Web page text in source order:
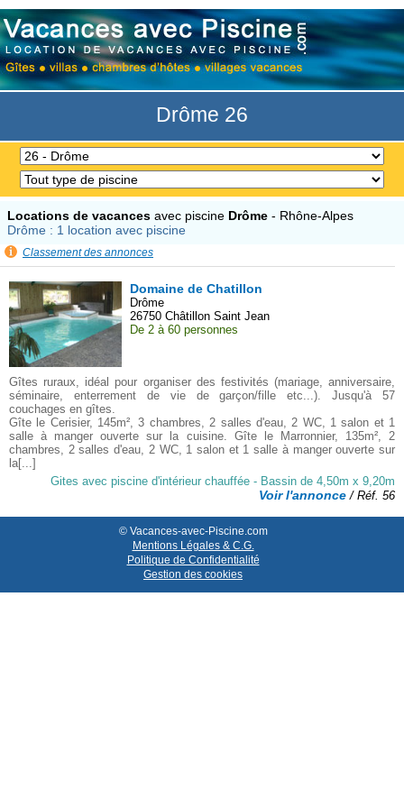
Drôme 26
Locations de vacances avec piscine Drôme - Rhône-Alpes
Drôme : 1 location avec piscine
Classement des annonces
Domaine de Chatillon
Drôme
26750 Châtillon Saint Jean
De 2 à 60 personnes
Gîtes ruraux, idéal pour organiser des festivités (mariage, anniversaire,
séminaire, enterrement de vie de garçon/fille etc...). Jusqu'à 57
couchages en gîtes.
Gîte le Cerisier, 145m², 3 chambres, 2 salles d'eau, 2 WC, 1 salon et 1
salle à manger ouverte sur la cuisine. Gîte le Marronnier, 135m², 2
chambres, 2 salles d'eau, 2 WC, 1 salon et 1 salle à manger ouverte sur
la[...]
Gites avec piscine d'intérieur chauffée - Bassin de 4,50m x 9,20m
Voir l'annonce / Réf. 56
© Vacances-avec-Piscine.com
Mentions Légales & C.G.
Politique de Confidentialité
Gestion des cookies